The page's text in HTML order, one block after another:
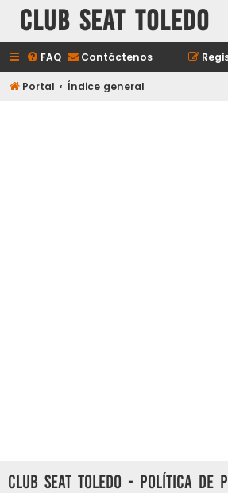
Club Seat Toledo
FAQ Contáctenos
Portal Índice general
Club Seat Toledo - Política de